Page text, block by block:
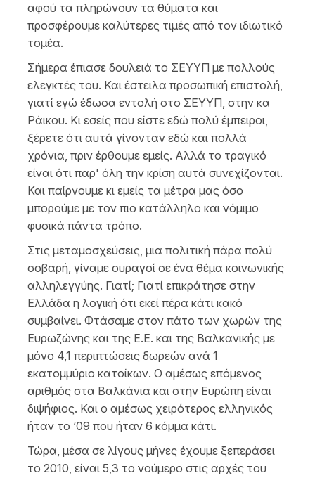
αφού τα πληρώνουν τα θύματα και
προσφέρουμε καλύτερες τιμές από τον ιδιωτικό
τομέα.
Σήμερα έπιασε δουλειά το ΣΕΥΥΠ με πολλούς
ελεγκτές του. Και έστειλα προσωπική επιστολή,
γιατί εγώ έδωσα εντολή στο ΣΕΥΥΠ, στην κα
Ράικου. Κι εσείς που είστε εδώ πολύ έμπειροι,
ξέρετε ότι αυτά γίνονταν εδώ και πολλά
χρόνια, πριν έρθουμε εμείς. Αλλά το τραγικό
είναι ότι παρ' όλη την κρίση αυτά συνεχίζονται.
Και παίρνουμε κι εμείς τα μέτρα μας όσο
μπορούμε με τον πιο κατάλληλο και νόμιμο
φυσικά πάντα τρόπο.
Στις μεταμοσχεύσεις, μια πολιτική πάρα πολύ
σοβαρή, γίναμε ουραγοί σε ένα θέμα κοινωνικής
αλληλεγγύης. Γιατί; Γιατί επικράτησε στην
Ελλάδα η λογική ότι εκεί πέρα κάτι κακό
συμβαίνει. Φτάσαμε στον πάτο των χωρών της
Ευρωζώνης και της Ε.Ε. και της Βαλκανικής με
μόνο 4,1 περιπτώσεις δωρεών ανά 1
εκατομμύριο κατοίκων. Ο αμέσως επόμενος
αριθμός στα Βαλκάνια και στην Ευρώπη είναι
διψήφιος. Και ο αμέσως χειρότερος ελληνικός
ήταν το ‘09 που ήταν 6 κόμμα κάτι.
Τώρα, μέσα σε λίγους μήνες έχουμε ξεπεράσει
το 2010, είναι 5,3 το νούμερο στις αρχές του